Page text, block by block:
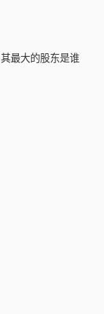
最大的股东是谁